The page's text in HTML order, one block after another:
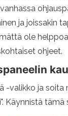
ja joissakin
ole
ohjeet.
-valikko ja soita
Käynnistä tämä